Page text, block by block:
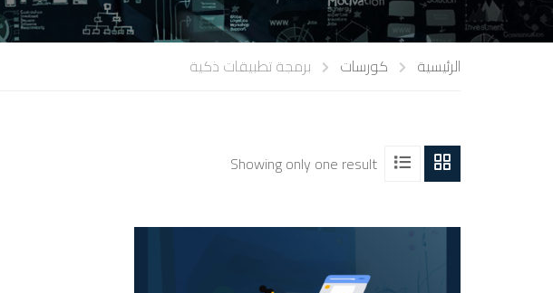
الرئيسية كورسات برمجة تطبيقات ذكية
Showing only one result